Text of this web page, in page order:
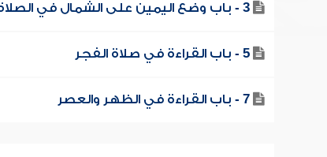
3 - باب وضع اليمين على الشمال في الصلاة
5 - باب القراءة في صلاة الفجر
7 - باب القراءة في الظهر والعصر